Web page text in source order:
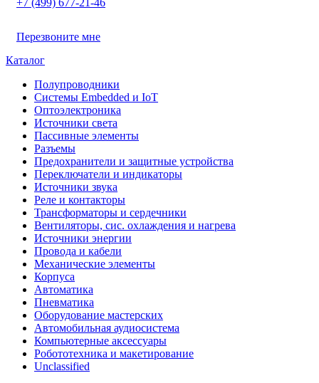
Перезвоните мне
Каталог
Полупроводники
Системы Embedded и IoT
Oптоэлектроника
Источники света
Пассивные элементы
Разъeмы
Предохранители и защитные устройства
Переключатели и индикаторы
Источники звука
Реле и контакторы
Трансформаторы и сердечники
Вентиляторы, сис. охлаждения и нагрева
Источники энергии
Провода и кабели
Механические элементы
Корпуса
Автоматика
Пневматика
Оборудование мастерских
Автомобильная аудиосистема
Компьютерные аксессуары
Робототехника и макетирование
Unclassified